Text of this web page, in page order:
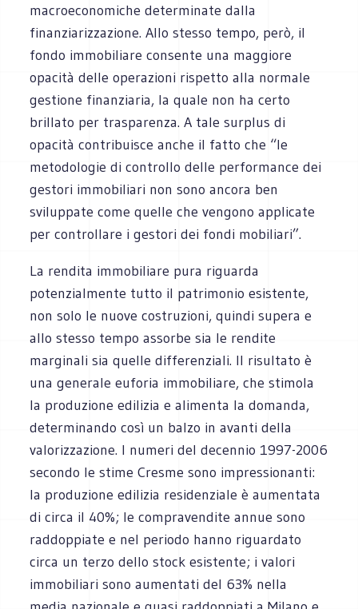
macroeconomiche determinate dalla
finanziarizzazione. Allo stesso tempo, però, il
fondo immobiliare consente una maggiore
opacità delle operazioni rispetto alla normale
gestione finanziaria, la quale non ha certo
brillato per trasparenza. A tale surplus di
opacità contribuisce anche il fatto che “le
metodologie di controllo delle performance dei
gestori immobiliari non sono ancora ben
sviluppate come quelle che vengono applicate
per controllare i gestori dei fondi mobiliari”.
La rendita immobiliare pura riguarda
potenzialmente tutto il patrimonio esistente,
non solo le nuove costruzioni, quindi supera e
allo stesso tempo assorbe sia le rendite
marginali sia quelle differenziali. Il risultato è
una generale euforia immobiliare, che stimola
la produzione edilizia e alimenta la domanda,
determinando così un balzo in avanti della
valorizzazione. I numeri del decennio 1997-2006
secondo le stime Cresme sono impressionanti:
la produzione edilizia residenziale è aumentata
di circa il 40%; le compravendite annue sono
raddoppiate e nel periodo hanno riguardato
circa un terzo dello stock esistente; i valori
immobiliari sono aumentati del 63% nella